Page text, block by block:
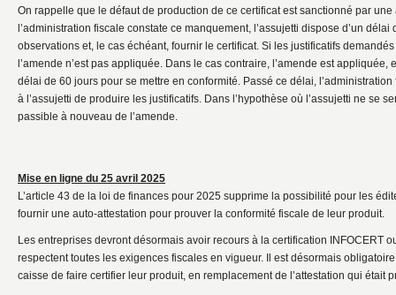
On rappelle que le défaut de production de ce certificat est sanctionné par
l’administration fiscale constate ce manquement, l’assujetti dispose d’un
observations et, le cas échéant, fournir le certificat. Si les justificatifs
l’amende n’est pas appliquée. Dans le cas contraire, l’amende est appliquée,
délai de 60 jours pour se mettre en conformité. Passé ce délai,
à l’assujetti de produire les justificatifs. Dans l’hypothèse où l’assujetti ne se
passible à nouveau de l’amende.
Mise en ligne du 25 avril 2025
L’article 43 de la loi de finances pour 2025 supprime la possibilité pour les
fournir une auto-attestation pour prouver la conformité fiscale de leur produit.
Les entreprises devront désormais avoir recours à la certification INFOCERT
respectent toutes les exigences fiscales en vigueur. Il est désormais
caisse de faire certifier leur produit, en remplacement de l’attestation qui était